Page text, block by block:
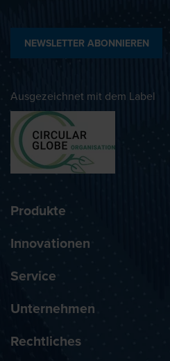
NEWSLETTER ABONNIEREN
Ausgezeichnet mit dem Label
Produkte
Innovationen
Service
Unternehmen
Rechtliches